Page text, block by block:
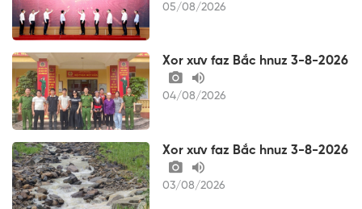
05/08/2026
Xor xưv faz Bắc hnuz 3-8-2026
04/08/2026
Xor xưv faz Bắc hnuz 3-8-2026
03/08/2026